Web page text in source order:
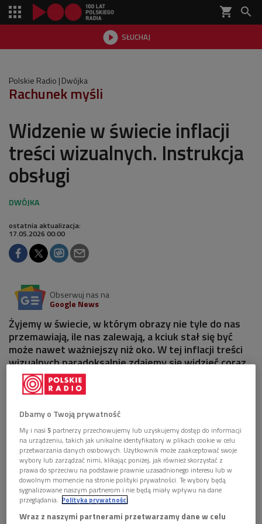
shopping_cart 
 SŁUCHAJ

Polskie Radio Dwójka
Rachunek myśli
Widzenie w świecie inflacji
treści wizualnych. Instrukcja
obsługi
ostatnia aktualizacja:
17.05.2026 00:00
Obserwuj nas na
Google News
Żyjemy w świecie, w którym obrazy nie tyle do nas
przemawiają, ile nas zalewają, a kciuk stał się być
może nawet ważniejszy niż oko. W tej inflacji treści
wizualnych paradoksalnie zdajemy się widzieć coraz
mniej.
Dbamy o Twoją prywatność
My i nasi5 partnerzy przechowujemy lub uzyskujemy dostęp do informacji
na urządzeniu, takich jak unikalne identyfikatory w plikach cookie w celu
przetwarzania danych osobowych. Użytkownik może zaakceptować swoje
wybory lub zarządzać nimi, klikając poniżej, jak również skorzystać z
prawa do sprzeciwu na podstawie prawnie uzasadnionego interesu lub w
dowolnym momencie na stronie polityki prywatności. Te wybory będą
sygnalizowane naszym partnerom i nie będą miały wpływu na dane
przeglądania. Polityka prywatności
Wraz z naszymi partnerami przetwarzamy dane w celu